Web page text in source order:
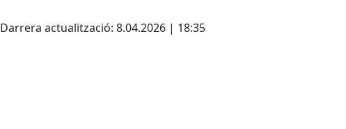
Darrera actualització: 8.04.2026 | 18:35